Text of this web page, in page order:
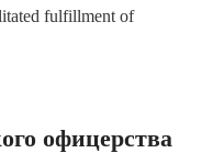
fulfillment of
офицерства